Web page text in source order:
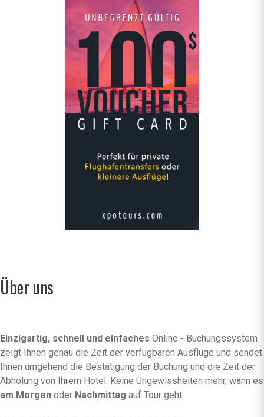
Über uns
Einzigartig, schnell und einfaches Online - Buchungssystem
zeigt Ihnen genau die Zeit der verfügbaren Ausflüge und sendet
Ihnen umgehend die Bestätigung der Buchung und die Zeit der
Abholung von Ihrem Hotel. Keine Ungewissheiten mehr, wann es
am Morgen oder Nachmittag auf Tour geht.